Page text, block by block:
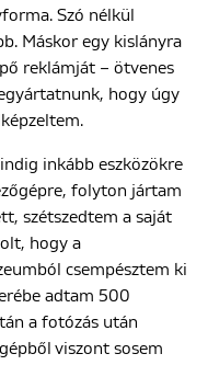
Szó nélkül
Máskor egy kislányra
reklámját – ötvenes
hogy úgy
inkább eszközökre
folyton jártam
szétszedtem a saját
hogy a
csempésztem ki
adtam 500
a fotózás után
viszont sosem